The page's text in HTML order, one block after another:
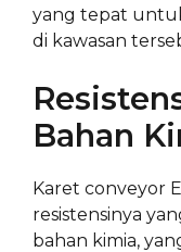
yang tepat
di kawasan
Bahan
Karet conveyor
resistensinya
bahan kimia,